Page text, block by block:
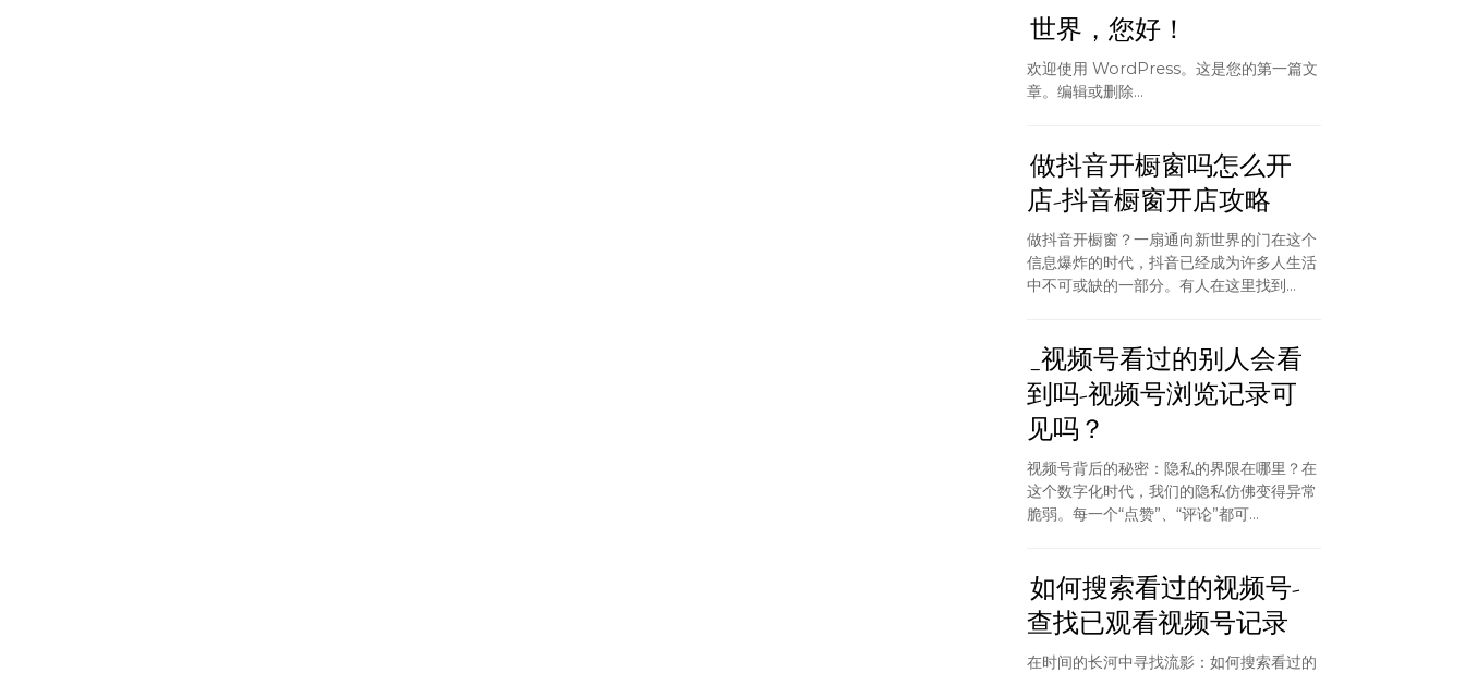
世界，您好！
欢迎使用 WordPress。这是您的第一篇文
章。编辑或删除…
做抖音开橱窗吗怎么开
店-抖音橱窗开店攻略
做抖音开橱窗？一扇通向新世界的门在这个
信息爆炸的时代，抖音已经成为许多人生活
中不可或缺的一部分。有人在这里找到...
_视频号看过的别人会看
到吗-视频号浏览记录可
见吗？
视频号背后的秘密：隐私的界限在哪里？在
这个数字化时代，我们的隐私仿佛变得异常
脆弱。每一个“点赞”、“评论”都可...
如何搜索看过的视频号-
查找已观看视频号记录
在时间的长河中寻找流影：如何搜索看过的